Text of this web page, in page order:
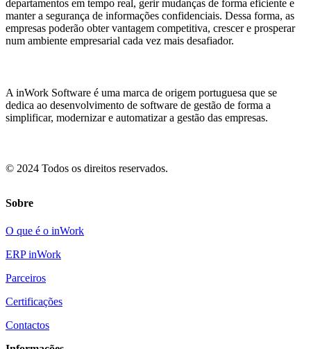
departamentos em tempo real, gerir mudanças de forma eficiente e
manter a segurança de informações confidenciais. Dessa forma, as
empresas poderão obter vantagem competitiva, crescer e prosperar
num ambiente empresarial cada vez mais desafiador.
A inWork Software é uma marca de origem portuguesa que se
dedica ao desenvolvimento de software de gestão de forma a
simplificar, modernizar e automatizar a gestão das empresas.
© 2024 Todos os direitos reservados.
Sobre
O que é o inWork
ERP inWork
Parceiros
Certificações
Contactos